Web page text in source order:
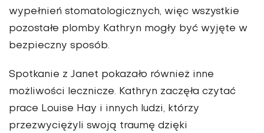
wypełnień stomatologicznych, więc wszystkie
pozostałe plomby Kathryn mogły być wyjęte w
bezpieczny sposób.
Spotkanie z Janet pokazało również inne
możliwości lecznicze. Kathryn zaczęła czytać
prace Louise Hay i innych ludzi, którzy
przezwyciężyli swoją traumę dzięki